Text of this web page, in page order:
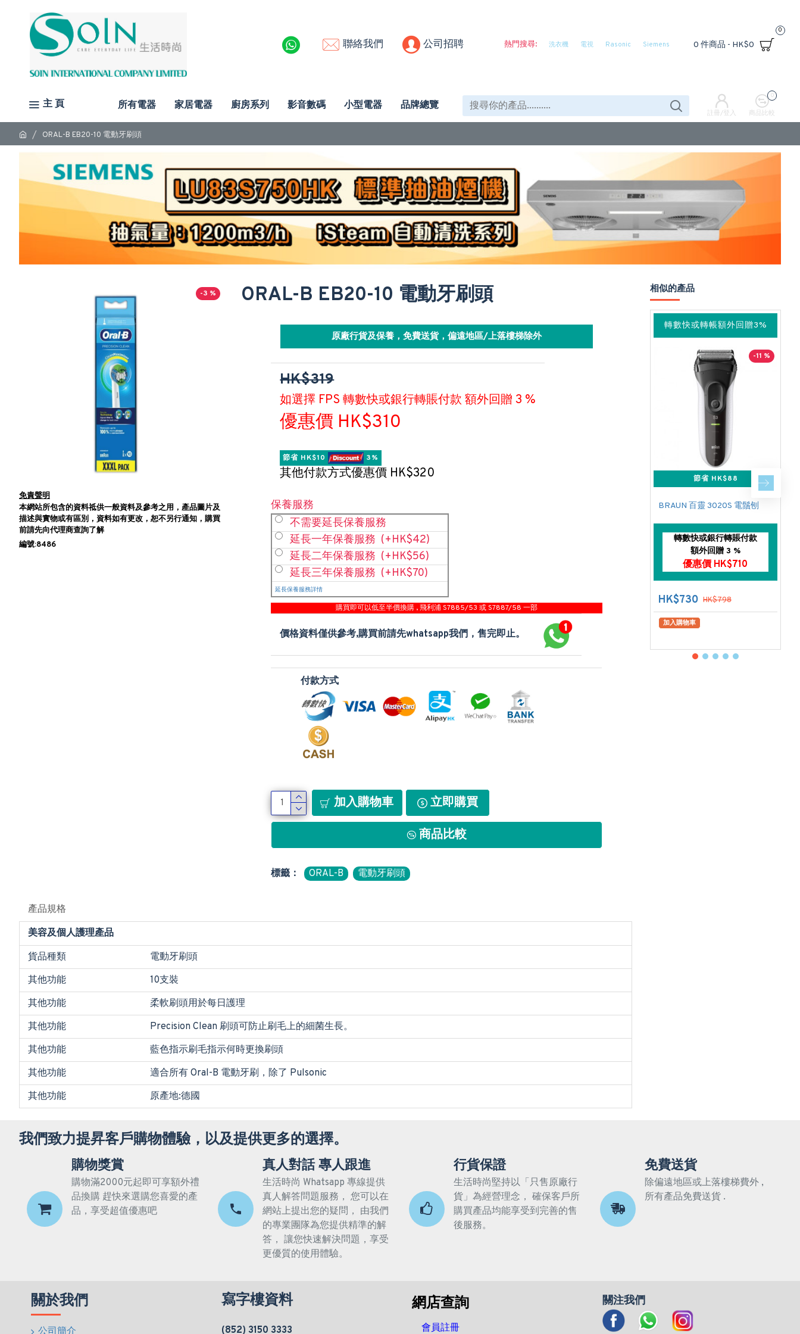
聯絡我們 公司招聘 熱門搜尋: 洗衣機 電視 Rasonic Siemens 0 件商品 - HK$0
0
主 頁 所有電器 家居電器 廚房系列 影音數碼 小型電器 品牌總覽
註冊/登入 商品比較
0
ORAL-B EB20-10 電動牙刷頭
-3 %
免責聲明
本網站所包含的資料祗供一般資料及參考之用，產品圖片及
描述與實物或有區別，資料如有更改，恕不另行通知，購買
前請先向代理商查詢了解
編號:8486
ORAL-B EB20-10 電動牙刷頭
原廠行貨及保養，免費送貨，偏遠地區/上落樓梯除外
HK$319
如選擇 FPS 轉數快或銀行轉賬付款 額外回贈 3 %
優惠價 HK$310
節省 HK$10 3%
其他付款方式優惠價 HK$320
保養服務
不需要延長保養服務
延長一年保養服務 (+HK$42)
延長二年保養服務 (+HK$56)
延長三年保養服務 (+HK$70)
延長保養服務詳情
購買即可以低至半價換購 , 飛利浦 S7885/53 或 S7887/58 一部
價格資料僅供參考,購買前請先whatsapp我們，售完即止。
付款方式
加入購物車 立即購買
商品比較
標籤： ORAL-B 電動牙刷頭
產品規格
美容及個人護理產品
貨品種類
電動牙刷頭
其他功能
10支裝
其他功能
柔軟刷頭用於每日護理
其他功能
Precision Clean 刷頭可防止刷毛上的細菌生長。
其他功能
藍色指示刷毛指示何時更換刷頭
其他功能
適合所有 Oral-B 電動牙刷，除了 Pulsonic
其他功能
原產地:德國
相似的產品
轉數快或轉帳額外回贈3%
-11 %
節省 HK$88
BRAUN 百靈 3020S 電鬚刨
轉數快或銀行轉賬付款
額外回贈 3 %
優惠價 HK$710
HK$730 HK$798
加入購物車
我們致力提昇客戶購物體驗，以及提供更多的選擇。
購物獎賞
購物滿2000元起即可享額外禮
品換購 趕快來選購您喜愛的產
品，享受超值優惠吧
真人對話 專人跟進
生活時尚 Whatsapp 專線提供
真人解答問題服務， 您可以在
網站上提出您的疑問， 由我們
的專業團隊為您提供精準的解
答， 讓您快速解決問題，享受
更優質的使用體驗。
行貨保證
生活時尚堅持以「只售原廠行
貨」為經營理念， 確保客戶所
購買產品均能享受到完善的售
後服務。
免費送貨
除偏遠地區或上落樓梯費外 ,
所有產品免費送貨 .
關於我們
公司簡介
寫字樓資料
(852) 3150 3333
網店查詢
會員註冊
關注我們